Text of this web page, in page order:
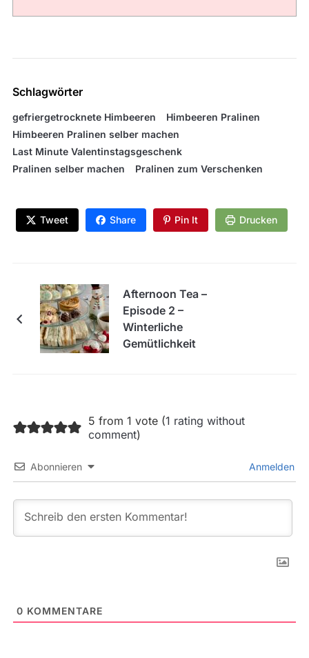
Schlagwörter
gefriergetrocknete Himbeeren
Himbeeren Pralinen
Himbeeren Pralinen selber machen
Last Minute Valentinstagsgeschenk
Pralinen selber machen
Pralinen zum Verschenken
Tweet Share Pin It Drucken
Afternoon Tea –
Episode 2 –
Winterliche
Gemütlichkeit
5 from 1 vote (1 rating without
comment)
Abonnieren Anmelden
0 KOMMENTARE